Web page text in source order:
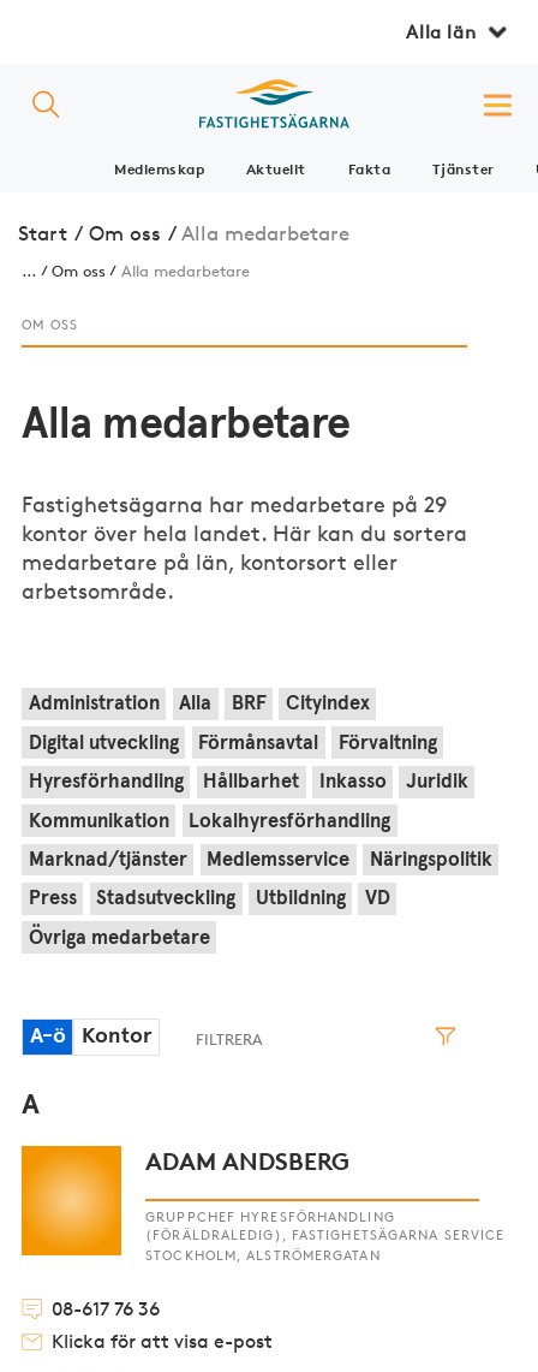
Alla län
Medlemskap Aktuellt Fakta Tjänster
Start / Om oss / Alla medarbetare
... Om oss Alla medarbetare
OM OSS
Alla medarbetare
Fastighetsägarna har medarbetare på 29
kontor över hela landet. Här kan du sortera
medarbetare på län, kontorsort eller
arbetsområde.
Administration Alla BRF Cityindex
Digital utveckling Förmånsavtal Förvaltning
Hyresförhandling Hållbarhet Inkasso Juridik
Kommunikation Lokalhyresförhandling
Marknad/tjänster Medlemsservice Näringspolitik
Press Stadsutveckling Utbildning VD
Övriga medarbetare
A-ö Kontor
A
ADAM ANDSBERG
GRUPPCHEF HYRESFÖRHANDLING
(FÖRÄLDRALEDIG), FASTIGHETSÄGARNA SERVICE
STOCKHOLM, ALSTRÖMERGATAN
08-617 76 36
Klicka för att visa e-post